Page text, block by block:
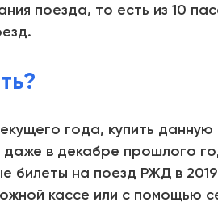
поезда, то есть из 10
года, купить
даже в декабре прошлого
билеты на поезд РЖД в
кассе или с помощью